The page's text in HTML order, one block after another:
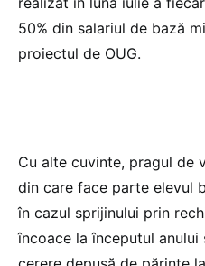
50% din salariul de bază
proiectul de OUG.
Cu alte cuvinte, pragul de
din care face parte elevul
în cazul sprijinului prin
încoace la începutul